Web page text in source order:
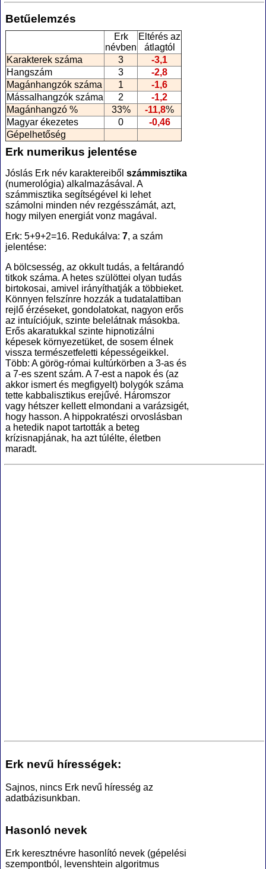
Betűelemzés
Erk
névben
Eltérés az
átlagtól
Karakterek száma
3
-3,1
Hangszám
3
-2,8
Magánhangzók száma
1
-1,6
Mássalhangzók száma
2
-1,2
Magánhangzó %
33% -11,8%
Magyar ékezetes
0
-0,46
Gépelhetőség
Erk numerikus jelentése
Jóslás Erk név karaktereiből számmisztika
(numerológia) alkalmazásával. A
számmisztika segítségével ki lehet
számolni minden név rezgésszámát, azt,
hogy milyen energiát vonz magával.
Erk: 5+9+2=16. Redukálva: 7, a szám
jelentése:
A bölcsesség, az okkult tudás, a feltárandó
titkok száma. A hetes szülöttei olyan tudás
birtokosai, amivel irányíthatják a többieket.
Könnyen felszínre hozzák a tudatalattiban
rejlő érzéseket, gondolatokat, nagyon erős
az intuíciójuk, szinte belelátnak másokba.
Erős akaratukkal szinte hipnotizálni
képesek környezetüket, de sosem élnek
vissza természetfeletti képességeikkel.
Több: A görög-római kultúrkörben a 3-as és
a 7-es szent szám. A 7-est a napok és (az
akkor ismert és megfigyelt) bolygók száma
tette kabbalisztikus erejűvé. Háromszor
vagy hétszer kellett elmondani a varázsigét,
hogy hasson. A hippokratészi orvoslásban
a hetedik napot tartották a beteg
krízisnapjának, ha azt túlélte, életben
maradt.
Erk nevű hírességek:
Sajnos, nincs Erk nevű híresség az
adatbázisunkban.
Hasonló nevek
Erk keresztnévre hasonlító nevek (gépelési
szempontból, levenshtein algoritmus